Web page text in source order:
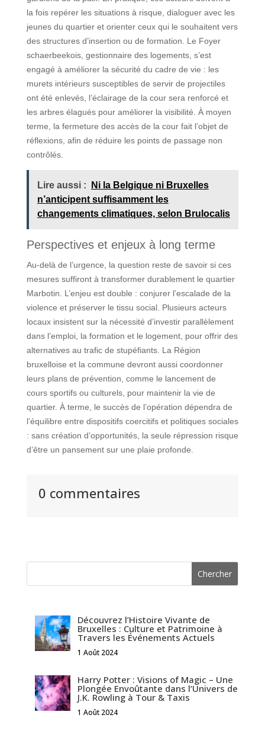
la fois repérer les situations à risque, dialoguer avec les
jeunes du quartier et orienter ceux qui le souhaitent vers
des structures d’insertion ou de formation. Le Foyer
schaerbeekois, gestionnaire des logements, s’est
engagé à améliorer la sécurité du cadre de vie : les
murets intérieurs susceptibles de servir de projectiles
ont été enlevés, l’éclairage de la cour sera renforcé et
les arbres élagués pour améliorer la visibilité. À moyen
terme, la fermeture des accès de la cour fait l’objet de
réflexions, afin de réduire les points de passage non
contrôlés.
Lire aussi :
Ni la Belgique ni Bruxelles
n’anticipent suffisamment les
changements climatiques, selon Brulocalis
Perspectives et enjeux à long terme
Au-delà de l’urgence, la question reste de savoir si ces
mesures suffiront à transformer durablement le quartier
Marbotin. L’enjeu est double : conjurer l’escalade de la
violence et préserver le tissu social. Plusieurs acteurs
locaux insistent sur la nécessité d’investir parallèlement
dans l’emploi, la formation et le logement, pour offrir des
alternatives au trafic de stupéfiants. La Région
bruxelloise et la commune devront aussi coordonner
leurs plans de prévention, comme le lancement de
cours sportifs ou culturels, pour maintenir la vie de
quartier. À terme, le succès de l’opération dépendra de
l’équilibre entre dispositifs coercitifs et politiques sociales
: sans création d’opportunités, la seule répression risque
d’être un pansement sur une plaie profonde.
0 commentaires
Découvrez l’Histoire Vivante de
Bruxelles : Culture et Patrimoine à
Travers les Événements Actuels
1 Août 2024
Harry Potter : Visions of Magic – Une
Plongée Envoûtante dans l’Univers de
J.K. Rowling à Tour & Taxis
1 Août 2024